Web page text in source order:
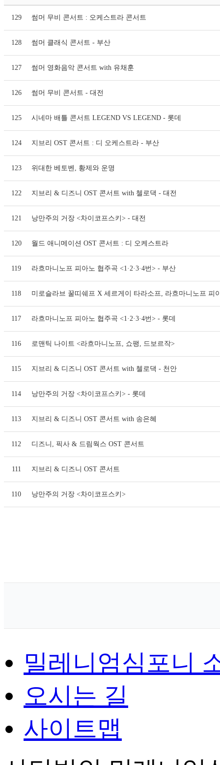
129 썸머 무비 콘서트 : 오케스트라 콘서트
128 썸머 클래식 콘서트 - 부산
127 썸머 영화음악 콘서트 with 유채훈
126 썸머 무비 콘서트 - 대전
125 시네마 배틀 콘서트 LEGEND VS LEGEND - 롯데
124 지브리 OST 콘서트 : 디 오케스트라 - 부산
123 위대한 베토벤, 황제와 운명
122 지브리 & 디즈니 OST 콘서트 with 첼로댁 - 대전
121 낭만주의 거장 <차이코프스키> - 대전
120 월드 애니메이션 OST 콘서트 : 디 오케스트라
119 라흐마니노프 피아노 협주곡 <1·2·3·4번> - 부산
118 미로슬라브 꿀띠쉐프 X 세르게이 타라소프, 라흐마니노프 피
117 라흐마니노프 피아노 협주곡 <1·2·3·4번> - 롯데
116 로맨틱 나이트 <라흐마니노프, 쇼팽, 드보르작>
115 지브리 & 디즈니 OST 콘서트 with 첼로댁 - 천안
114 낭만주의 거장 <차이코프스키> - 롯데
113 지브리 & 디즈니 OST 콘서트 with 송은혜
112 디즈니, 픽사 & 드림웍스 OST 콘서트
111 지브리 & 디즈니 OST 콘서트
110 낭만주의 거장 <차이코프스키>
밀레니엄심포니
오시는 길
사이트맵